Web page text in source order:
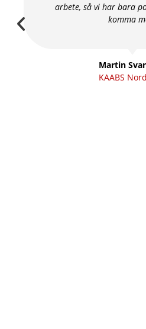
arbete, så vi har bara
komma
Martin
KAABS